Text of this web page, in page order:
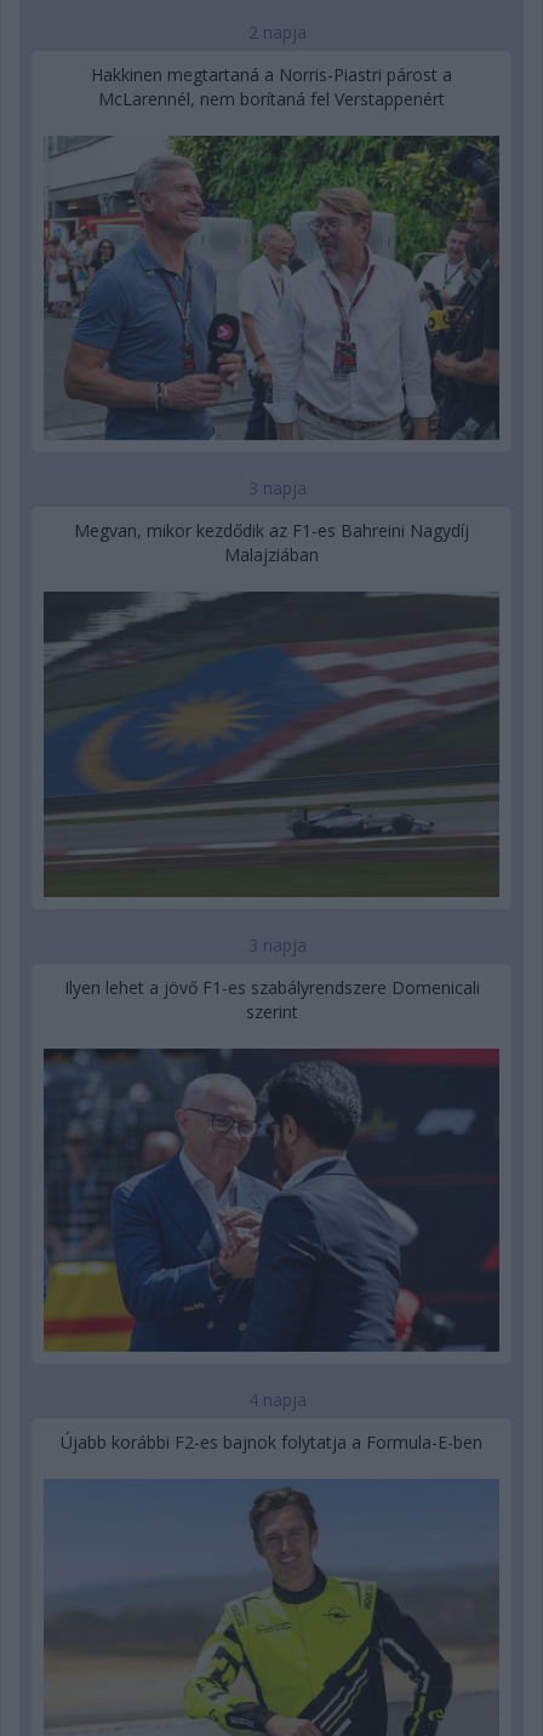
2 napja
Hakkinen megtartaná a Norris-Piastri párost a
McLarennél, nem borítaná fel Verstappenért
3 napja
Megvan, mikor kezdődik az F1-es Bahreini Nagydíj
Malajziában
3 napja
Ilyen lehet a jövő F1-es szabályrendszere Domenicali
szerint
4 napja
Újabb korábbi F2-es bajnok folytatja a Formula-E-ben